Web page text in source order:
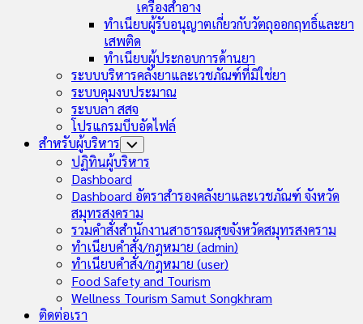
เครื่องสำอาง
ทำเนียบผู้รับอนุญาตเกี่ยวกับวัตถุออกฤทธิ์และยา
เสพติด
ทำเนียบผู้ประกอบการด้านยา
ระบบบริหารคลังยาและเวชภัณฑ์ที่มิใช่ยา
ระบบคุมงบประมาณ
ระบบลา สสจ
โปรแกรมบีบอัดไฟล์
สำหรับผู้บริหาร Toggle
Child
Menu
ปฏิทินผู้บริหาร
Dashboard
Dashboard อัตราสำรองคลังยาและเวชภัณฑ์ จังหวัด
สมุทรสงคราม
รวมคำสั่งสำนักงานสาธารณสุขจังหวัดสมุทรสงคราม
ทำเนียบคำสั่ง/กฎหมาย (admin)
ทำเนียบคำสั่ง/กฎหมาย (user)
Food Safety and Tourism
Wellness Tourism Samut Songkhram
ติดต่อเรา